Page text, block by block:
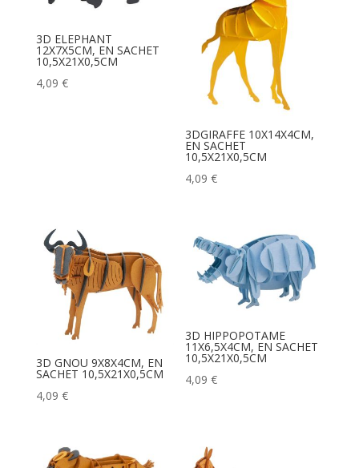
3D ELEPHANT
12X7X5CM, EN SACHET
10,5X21X0,5CM
4,09 €
3DGIRAFFE 10X14X4CM,
EN SACHET
10,5X21X0,5CM
4,09€
3D GNOU 9X8X4CM, EN
SACHET 10,5X21X0,5CM
4,09 €
3D HIPPOPOTAME
11X6,5X4CM, EN SACHET
10,5X21X0,5CM
4,09€